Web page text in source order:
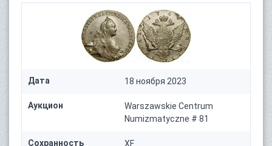
Дата 18 ноября 2023
Аукцион
Warszawskie Centrum
Numizmatyczne # 81
Сохранность XF